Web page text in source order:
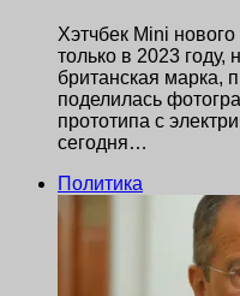
Хэтчбек Mini
только в 2023
британская марка,
поделилась
прототипа с
сегодня…
Политика